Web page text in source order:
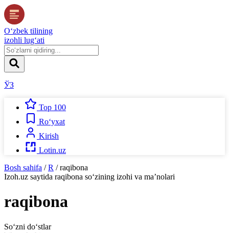
O‘zbek tilining
izohli lug‘ati
ЎЗ
Top 100
Ro‘yxat
Kirish
Lotin.uz
Bosh sahifa / R / raqibona
Izoh.uz saytida raqibona so‘zining izohi va ma’nolari
raqibona
So‘zni do‘stlar